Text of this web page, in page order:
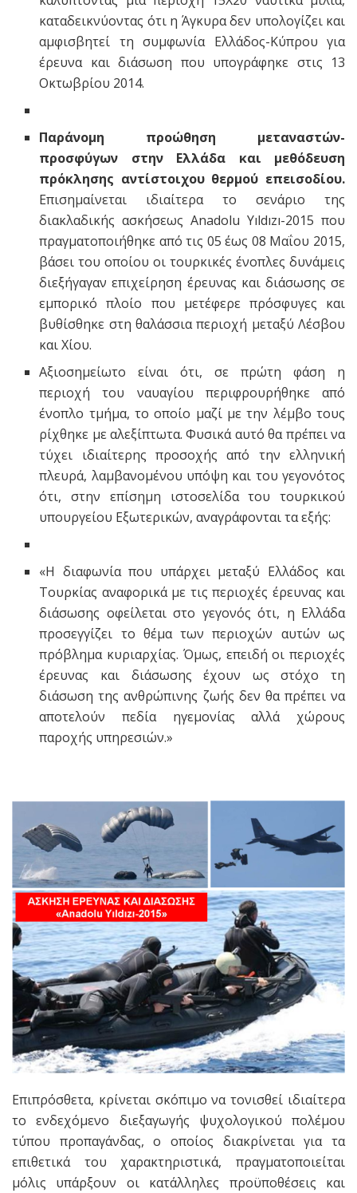
καταδεικνύοντας ότι η Άγκυρα δεν υπολογίζει και
αμφισβητεί τη συμφωνία Ελλάδος-Κύπρου για
έρευνα και διάσωση που υπογράφηκε στις 13
Οκτωβρίου 2014.
Παράνομη προώθηση μεταναστών-
προσφύγων στην Ελλάδα και μεθόδευση
πρόκλησης αντίστοιχου θερμού επεισοδίου.
Επισημαίνεται ιδιαίτερα το σενάριο της
διακλαδικής ασκήσεως Anadolu Yıldızı-2015 που
πραγματοποιήθηκε από τις 05 έως 08 Μαΐου 2015,
βάσει του οποίου οι τουρκικές ένοπλες δυνάμεις
διεξήγαγαν επιχείρηση έρευνας και διάσωσης σε
εμπορικό πλοίο που μετέφερε πρόσφυγες και
βυθίσθηκε στη θαλάσσια περιοχή μεταξύ Λέσβου
και Χίου.
Αξιοσημείωτο είναι ότι, σε πρώτη φάση η
περιοχή του ναυαγίου περιφρουρήθηκε από
ένοπλο τμήμα, το οποίο μαζί με την λέμβο τους
ρίχθηκε με αλεξίπτωτα. Φυσικά αυτό θα πρέπει να
τύχει ιδιαίτερης προσοχής από την ελληνική
πλευρά, λαμβανομένου υπόψη και του γεγονότος
ότι, στην επίσημη ιστοσελίδα του τουρκικού
υπουργείου Εξωτερικών, αναγράφονται τα εξής:
«Η διαφωνία που υπάρχει μεταξύ Ελλάδος και
Τουρκίας αναφορικά με τις περιοχές έρευνας και
διάσωσης οφείλεται στο γεγονός ότι, η Ελλάδα
προσεγγίζει το θέμα των περιοχών αυτών ως
πρόβλημα κυριαρχίας. Όμως, επειδή οι περιοχές
έρευνας και διάσωσης έχουν ως στόχο τη
διάσωση της ανθρώπινης ζωής δεν θα πρέπει να
αποτελούν πεδία ηγεμονίας αλλά χώρους
παροχής υπηρεσιών.»
Επιπρόσθετα, κρίνεται σκόπιμο να τονισθεί ιδιαίτερα
το ενδεχόμενο διεξαγωγής ψυχολογικού πολέμου
τύπου προπαγάνδας, ο οποίος διακρίνεται για τα
επιθετικά του χαρακτηριστικά, πραγματοποιείται
μόλις υπάρξουν οι κατάλληλες προϋποθέσεις και